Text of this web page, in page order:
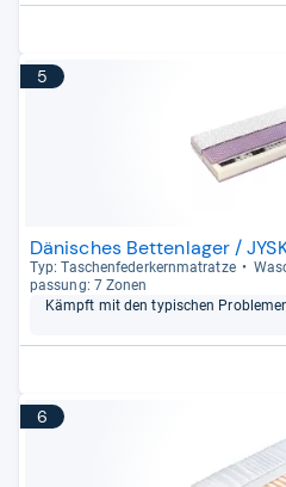
5
Dänisches Bettenlager /
Typ: Taschen­fe­der­kern­ma­tratze
pas­sung: 7 Zonen
Kämpft mit den typi­schen
6